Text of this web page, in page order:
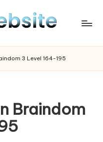
3 Level 164-195
Braindom